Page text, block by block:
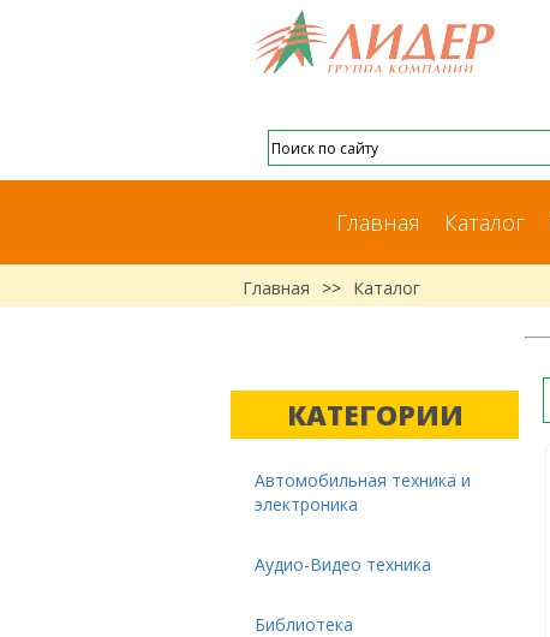
Главная Каталог
Главная >> Каталог
КАТЕГОРИИ
Автомобильная техника и
электроника
Аудио-Видео техника
Библиотека